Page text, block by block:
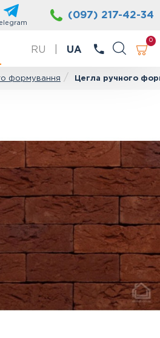
(097) 217-42-34
RU UA
0
формування Цегла ручного